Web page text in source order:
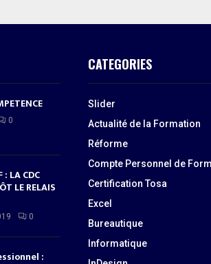
0
: LA CDC
LE RELAIS
0
:
CATEGORIES
Slider
Actualité de la Formation
Réforme
Compte Personnel de
Certification Tosa
Excel
Bureautique
Informatique